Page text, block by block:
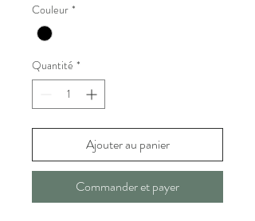
Couleur *
Quantité *
Ajouter au panier
Commander et payer